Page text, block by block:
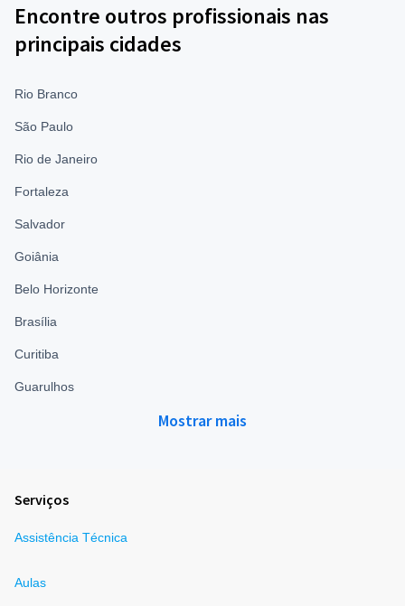
Encontre outros profissionais nas
principais cidades
Rio Branco
São Paulo
Rio de Janeiro
Fortaleza
Salvador
Goiânia
Belo Horizonte
Brasília
Curitiba
Guarulhos
Mostrar mais
Serviços
Assistência Técnica
Aulas